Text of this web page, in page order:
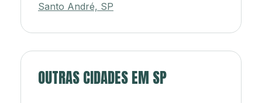
Santo André, SP
OUTRAS CIDADES EM SP